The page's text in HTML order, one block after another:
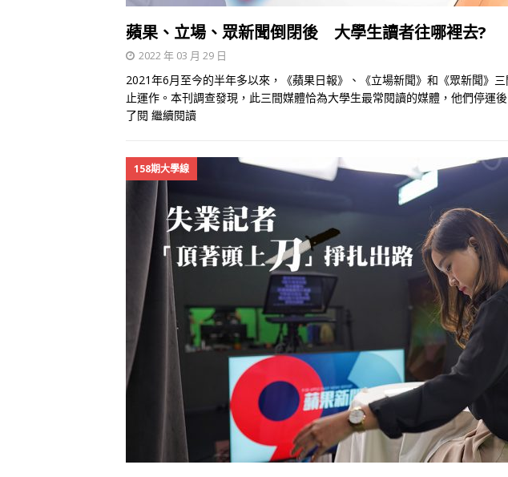
蘋果、立場、眾新聞倒閉後 大學生讀者往哪裡去?
2022 年 03 月 29 日
2021年6月至今的半年多以來，《蘋果日報》、《立場新聞》和《眾新聞》
止運作。本刊調查發現，此三間媒體恰為大學生最常閱讀的媒體，他們停運
了閱 繼續閱讀
158期大學線